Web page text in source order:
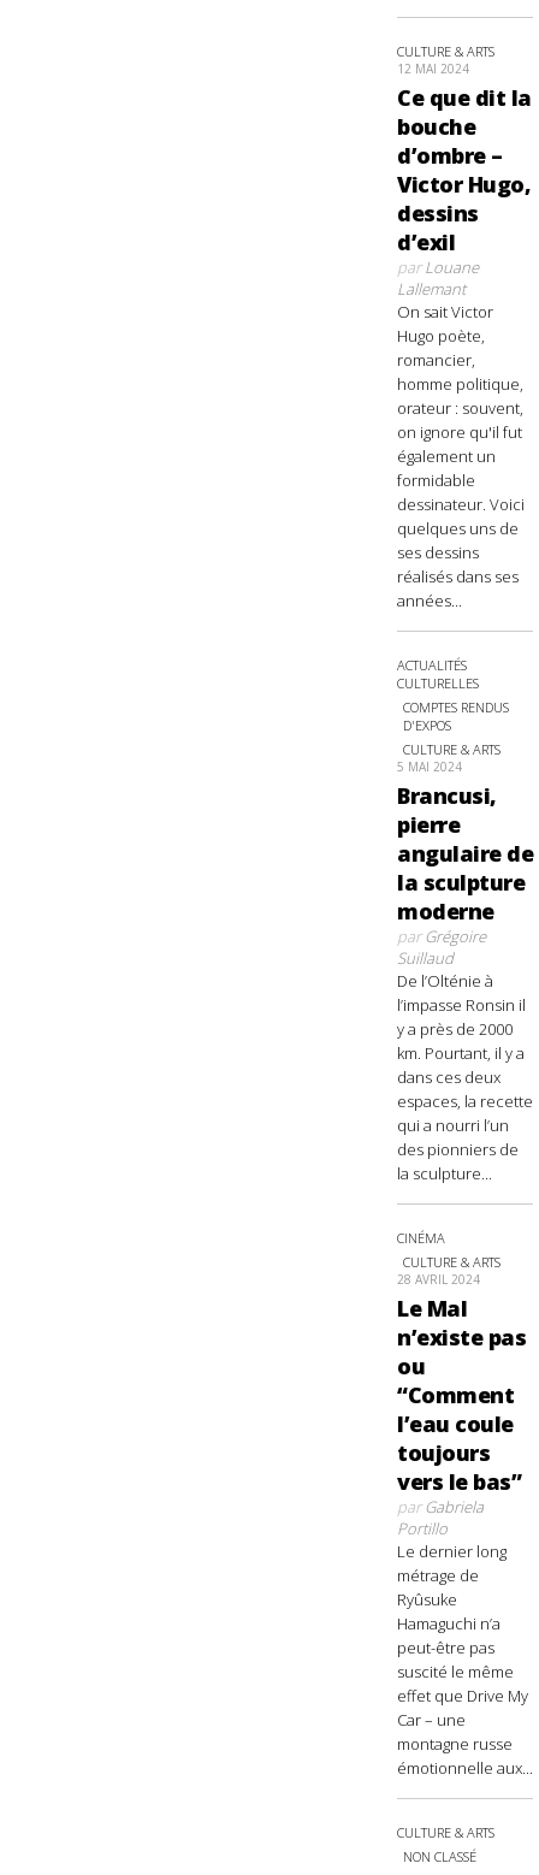
CULTURE & ARTS
12 MAI 2024
Ce que dit la
bouche
d’ombre –
Victor Hugo,
dessins
d’exil
parLouane
Lallemant
On sait Victor
Hugo poète,
romancier,
homme politique,
orateur : souvent,
on ignore qu'il fut
également un
formidable
dessinateur. Voici
quelques uns de
ses dessins
réalisés dans ses
années...
ACTUALITÉS
CULTURELLES
COMPTES RENDUS
D'EXPOS
CULTURE & ARTS
5 MAI 2024
Brancusi,
pierre
angulaire de
la sculpture
moderne
parGrégoire
Suillaud
De l’Olténie à
l’impasse Ronsin il
y a près de 2000
km. Pourtant, il y a
dans ces deux
espaces, la recette
qui a nourri l’un
des pionniers de
la sculpture...
CINÉMA
CULTURE & ARTS
28 AVRIL 2024
Le Mal
n’existe pas
ou
“Comment
l’eau coule
toujours
vers le bas”
parGabriela
Portillo
Le dernier long
métrage de
Ryûsuke
Hamaguchi n’a
peut-être pas
suscité le même
effet que Drive My
Car – une
montagne russe
émotionnelle aux...
CULTURE & ARTS
NON CLASSÉ